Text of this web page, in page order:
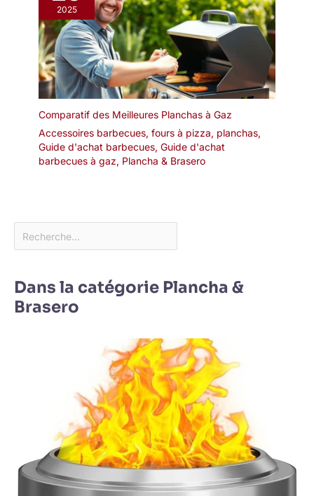
2025
Comparatif des Meilleures Planchas à Gaz
Accessoires barbecues, fours à pizza, planchas,
Guide d'achat barbecues, Guide d'achat
barbecues à gaz, Plancha & Brasero
Dans la catégorie Plancha &
Brasero